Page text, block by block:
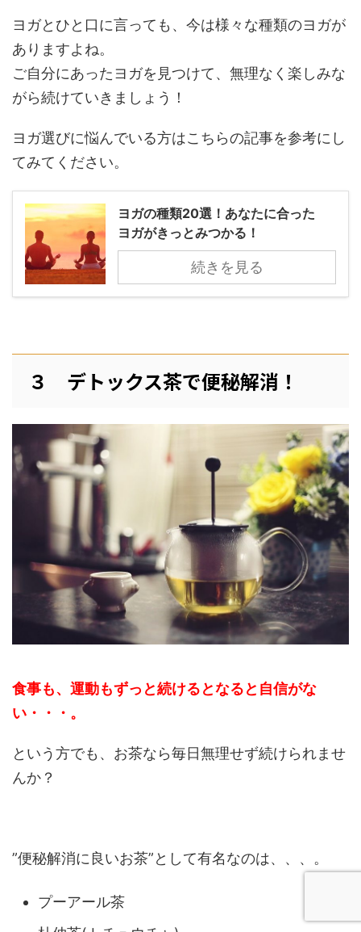
ヨガとひと口に言っても、今は様々な種類のヨガが
ありますよね。
ご自分にあったヨガを見つけて、無理なく楽しみな
がら続けていきましょう！
ヨガ選びに悩んでいる方はこちらの記事を参考にし
てみてください。
ヨガの種類20選！あなたに合った
ヨガがきっとみつかる！
続きを見る
３ デトックス茶で便秘解消！
食事も、運動もずっと続けるとなると自信がな
い・・・。
という方でも、お茶なら毎日無理せず続けられませ
んか？
”便秘解消に良いお茶”として有名なのは、、、。
プーアール茶